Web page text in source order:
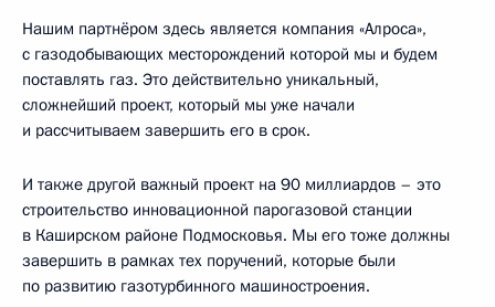
Нашим партнёром здесь является компания «Алроса»,
с газодобывающих месторождений которой мы и будем
поставлять газ. Это действительно уникальный,
сложнейший проект, который мы уже начали
и рассчитываем завершить его в срок.
И также другой важный проект на 90 миллиардов – это
строительство инновационной парогазовой станции
в Каширском районе Подмосковья. Мы его тоже должны
завершить в рамках тех поручений, которые были
по развитию газотурбинного машиностроения.